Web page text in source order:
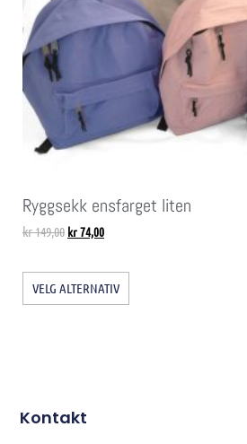
Ryggsekk ensfarget liten
kr149,00 kr74,00
VELG ALTERNATIV
Kontakt